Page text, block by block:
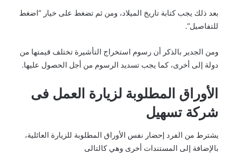
بعد ذلك يجب كتابة تاريخ الميلاد، ومن ثم تضغط على خيار “اضغط
للتفاصيل”.
ومن الجدير بالذكر أن رسوم استخراج التأشيرة تختلف قيمتها من
دولة إلى أخرى، كما يجب تسديد الرسوم من أجل الحصول عليها.
الأوراق المطلوبة لزيارة العمل فى
شركة تسهيل
يشترط من الفرد إحضار نفس الأوراق المطلوبة للزيارة العائلية،
بالإضافة إلى المستندات أخرى وهي كالتالى